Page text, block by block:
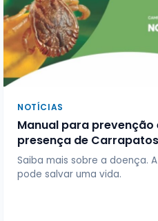
NOTÍCIAS
Manual para
presença de Carrapatos
Saiba mais sobre a doença.
pode salvar uma vida.